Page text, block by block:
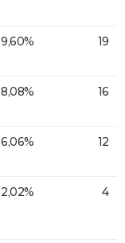
9,60% 19
8,08% 16
6,06% 12
2,02% 4